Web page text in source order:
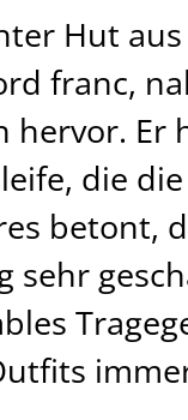
Hut
franc,
hervor. Er
die
betont,
sehr